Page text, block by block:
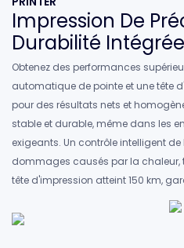
Impression De
Durabilité Intégrée
Obtenez des performances
automatique de pointe et une tête
pour des résultats nets et
stable et durable, même dans les
exigeants. Un contrôle intelligent
dommages causés par la chaleur,
tête d'impression atteint 150 km,